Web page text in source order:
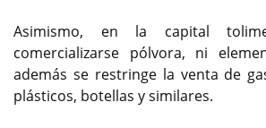
Asimismo, en la capital
comercializarse pólvora, ni
además se restringe la venta de
plásticos, botellas y similares.